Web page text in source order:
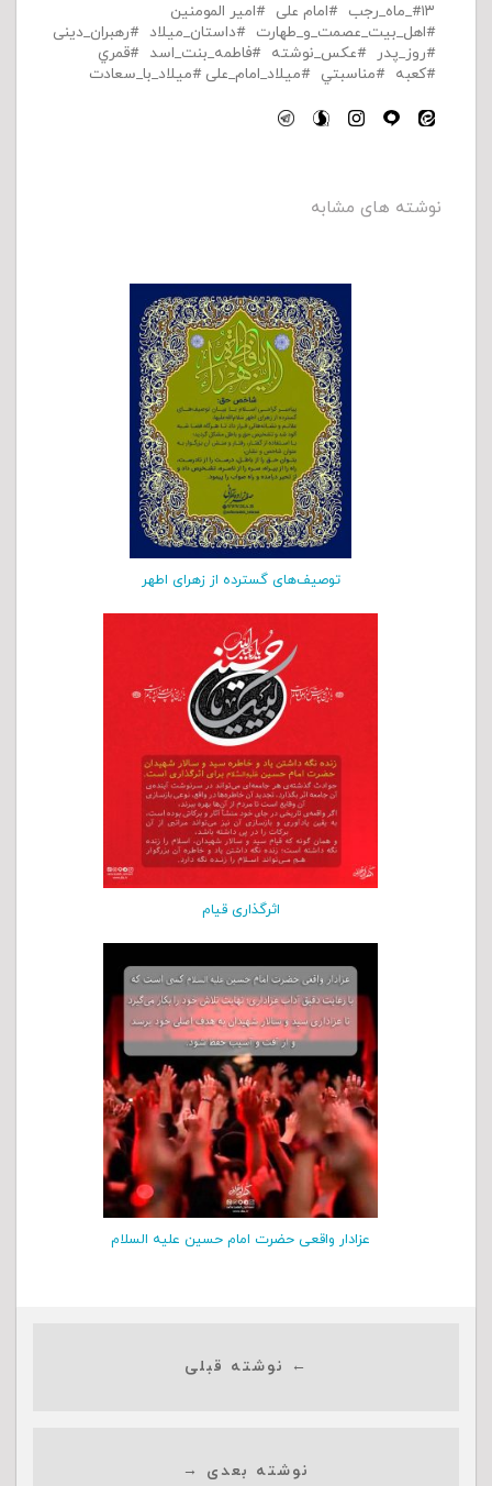
۱۳_ماه_رجب
امام علی
امیر المومنین
اهل_بیت_عصمت_و_طهارت
داستان_میلاد
رهبران_دینی
روز_پدر
عکس_نوشته فاطمه_بنت_اسد
قمري
کعبه
مناسبتي میلاد_امام_علی میلاد_با_سعادت
نوشته های مشابه
توصیف‌های گسترده از زهرای اطهر
اثرگذاری قیام
عزادار واقعی حضرت امام حسین علیه السلام
← نوشته قبلی
نوشته بعدی →